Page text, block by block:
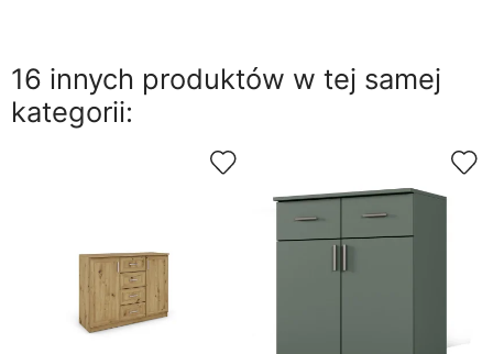
16 innych produktów w tej samej
kategorii: